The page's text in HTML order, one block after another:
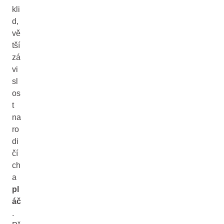
kli
d,
vě
tší
zá
vi
sl
os
t
na
ro
di
čí
ch
a
pl
áč
.